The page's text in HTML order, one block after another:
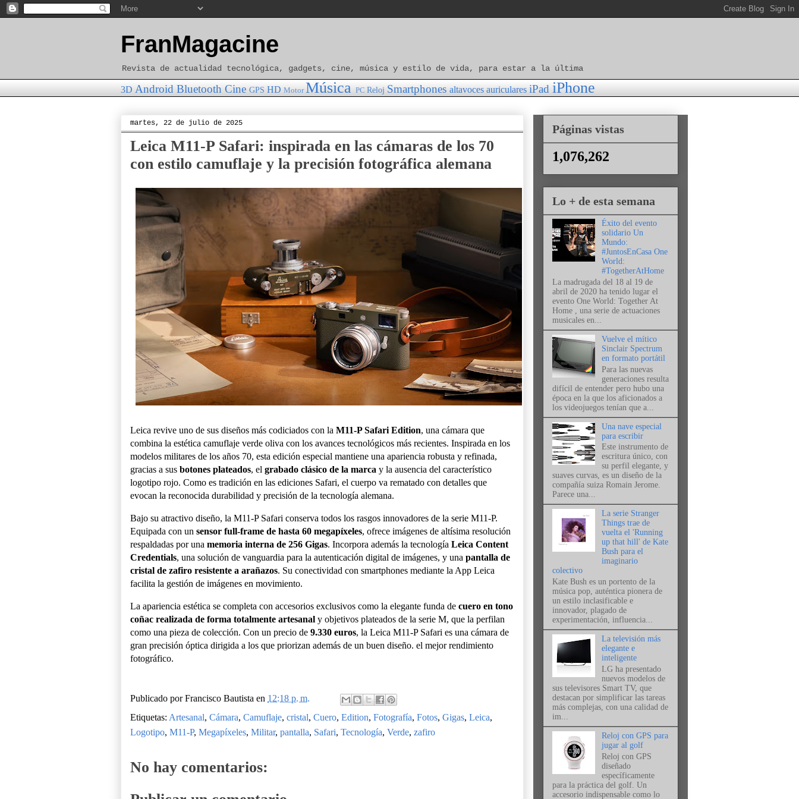
FranMagacine
Revista de actualidad tecnológica, gadgets, cine, música y estilo de vida, para estar a la última
3D Android Bluetooth Cine GPS HD Motor Música PC Reloj Smartphones altavoces auriculares iPad iPhone
martes, 22 de julio de 2025
Leica M11-P Safari: inspirada en las cámaras de los 70
con estilo camuflaje y la precisión fotográfica alemana
Leica revive uno de sus diseños más codiciados con la M11-P Safari Edition, una cámara que
combina la estética camuflaje verde oliva con los avances tecnológicos más recientes. Inspirada en los
modelos militares de los años 70, esta edición especial mantiene una apariencia robusta y refinada,
gracias a sus botones plateados, el grabado clásico de la marca y la ausencia del característico
logotipo rojo. Como es tradición en las ediciones Safari, el cuerpo va rematado con detalles que
evocan la reconocida durabilidad y precisión de la tecnología alemana.
Bajo su atractivo diseño, la M11-P Safari conserva todos los rasgos innovadores de la serie M11-P.
Equipada con un sensor full-frame de hasta 60 megapíxeles, ofrece imágenes de altísima resolución
respaldadas por una memoria interna de 256 Gigas. Incorpora además la tecnología Leica Content
Credentials, una solución de vanguardia para la autenticación digital de imágenes, y una pantalla de
cristal de zafiro resistente a arañazos. Su conectividad con smartphones mediante la App Leica
facilita la gestión de imágenes en movimiento.
La apariencia estética se completa con accesorios exclusivos como la elegante funda de cuero en tono
coñac realizada de forma totalmente artesanal y objetivos plateados de la serie M, que la perfilan
como una pieza de colección. Con un precio de 9.330 euros, la Leica M11-P Safari es una cámara de
gran precisión óptica dirigida a los que priorizan además de un buen diseño. el mejor rendimiento
fotográfico.
Publicado porFrancisco Bautista en 12:18 p. m.
Etiquetas: Artesanal, Cámara, Camuflaje, cristal, Cuero, Edition, Fotografía, Fotos, Gigas, Leica,
Logotipo, M11-P, Megapíxeles, Militar, pantalla, Safari, Tecnología, Verde, zafiro
No hay comentarios:
Páginas vistas
1,076,262
Lo + de esta semana
Éxito del evento
solidario Un
Mundo:
#JuntosEnCasa One
World:
#TogetherAtHome
La madrugada del 18 al 19 de
abril de 2020 ha tenido lugar el
evento One World: Together At
Home , una serie de actuaciones
musicales en...
Vuelve el mítico
Sinclair Spectrum
en formato portátil
Para las nuevas
generaciones resulta
difícil de entender pero hubo una
época en la que los aficionados a
los videojuegos tenían que a...
Una nave especial
para escribir
Este instrumento de
escritura único, con
su perfil elegante, y
suaves curvas, es un diseño de la
compañía suiza Romain Jerome.
Parece una...
La serie Stranger
Things trae de
vuelta el 'Running
up that hill' de Kate
Bush para el
imaginario
colectivo
Kate Bush es un portento de la
música pop, auténtica pionera de
un estilo inclasificable e
innovador, plagado de
experimentación, influencia...
La televisión más
elegante e
inteligente
LG ha presentado
nuevos modelos de
sus televisores Smart TV, que
destacan por simplificar las tareas
más complejas, con una calidad de
im...
Reloj con GPS para
jugar al golf
Reloj con GPS
diseñado
específicamente
para la práctica del golf. Un
accesorio indispensable como lo